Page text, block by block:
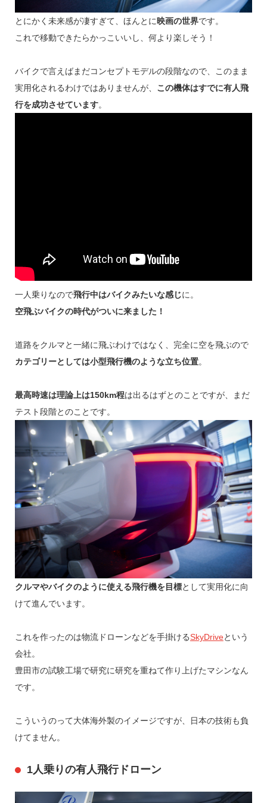
とにかく未来感が凄すぎて、ほんとに映画の世界です。
これで移動できたらかっこいいし、何より楽しそう！
バイクで言えばまだコンセプトモデルの段階なので、このまま
実用化されるわけではありませんが、 この機体はすでに有人飛
行を成功させています。
一人乗りなので飛行中はバイクみたいな感じに。
空飛ぶバイクの時代がついに来ました！
道路をクルマと一緒に飛ぶわけではなく、完全に空を飛ぶので
カテゴリーとしては小型飛行機のような立ち位置。
最高時速は理論上は150km程は出るはずとのことですが、まだ
テスト段階とのことです。
クルマやバイクのように使える飛行機を目標として実用化に向
けて進んでいます。
これを作ったのは物流ドローンなどを手掛けるSkyDriveという
会社。
豊田市の試験工場で研究に研究を重ねて作り上げたマシンなん
です。
こういうのって大体海外製のイメージですが、日本の技術も負
けてません。
1人乗りの有人飛行ドローン